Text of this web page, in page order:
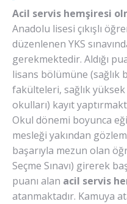
Acil servis hemşiresi
Anadolu lisesi çıkışlı
düzenlenen YKS
gerekmektedir. Aldığı
lisans bölümüne (sağlık
fakülteleri, sağlık
okulları) kayıt
Okul dönemi boyunca
mesleği yakından
başarıyla mezun olan
Seçme Sınavı) girerek
puanı alan acil servis
atanmaktadır. Kamuya